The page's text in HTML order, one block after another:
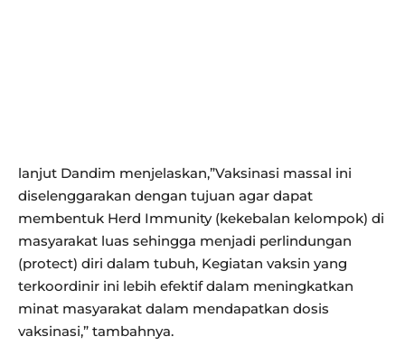
lanjut Dandim menjelaskan,”Vaksinasi massal ini
diselenggarakan dengan tujuan agar dapat
membentuk Herd Immunity (kekebalan kelompok) di
masyarakat luas sehingga menjadi perlindungan
(protect) diri dalam tubuh, Kegiatan vaksin yang
terkoordinir ini lebih efektif dalam meningkatkan
minat masyarakat dalam mendapatkan dosis
vaksinasi,” tambahnya.